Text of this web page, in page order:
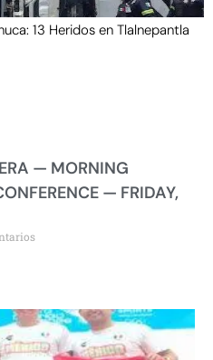
13 Heridos en Tlalnepantla
— MORNING
— FRIDAY,